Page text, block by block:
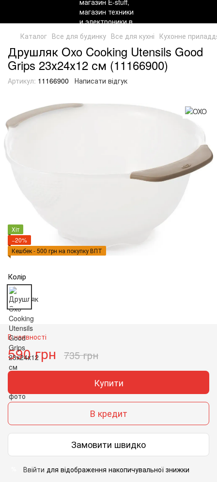
Каталог Все для будинку Все для кухні Кухонне
Друшляк Oxo Cooking Utensils Good
Grips 23х24х12 см (11166900)
Артикул: 11166900 Написати відгук
Хіт
−20%
Кешбек - 500 грн на покупку ВПТ
Колір
В наявності
590 грн 735 грн
Купити
В кредит
Замовити швидко
Ввійти для відображення накопичувальної знижки